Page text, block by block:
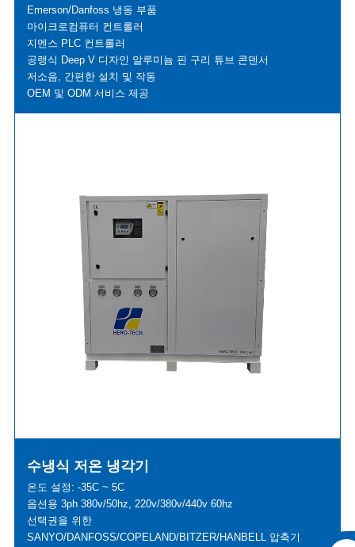
Emerson/Danfoss 냉동 부품
마이크로컴퓨터 컨트롤러
지멘스 PLC 컨트롤러
공랭식 Deep V 디자인 알루미늄 핀 구리 튜브 콘덴서
저소음, 간편한 설치 및 작동
OEM 및 ODM 서비스 제공
수냉식 저온 냉각기
온도 설정: -35C ~ 5C
옵션용 3ph 380v/50hz, 220v/380v/440v 60hz
선택권을 위한
SANYO/DANFOSS/COPELAND/BITZER/HANBELL 압축기